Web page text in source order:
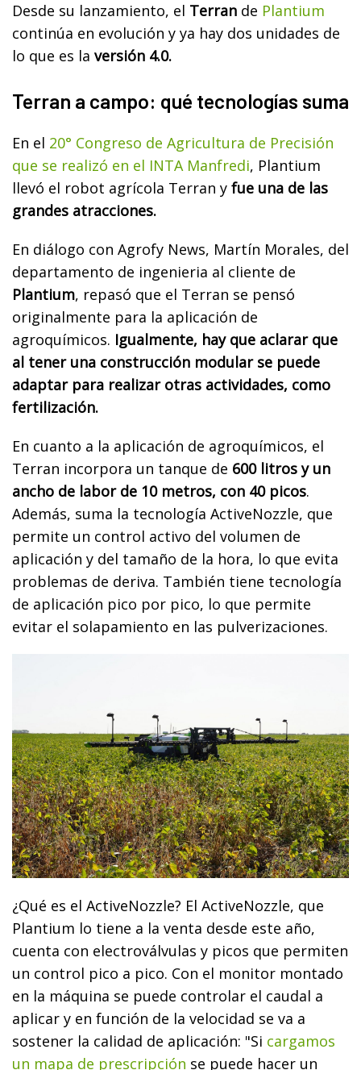
Desde su lanzamiento, el Terran de Plantium
continúa en evolución y ya hay dos unidades de
lo que es la versión 4.0.
Terran a campo: qué tecnologías suma
En el 20° Congreso de Agricultura de Precisión
que se realizó en el INTA Manfredi, Plantium
llevó el robot agrícola Terran y fue una de las
grandes atracciones.
En diálogo con Agrofy News, Martín Morales, del
departamento de ingenieria al cliente de
Plantium, repasó que el Terran se pensó
originalmente para la aplicación de
agroquímicos. Igualmente, hay que aclarar que
al tener una construcción modular se puede
adaptar para realizar otras actividades, como
fertilización.
En cuanto a la aplicación de agroquímicos, el
Terran incorpora un tanque de 600 litros y un
ancho de labor de 10 metros, con 40 picos.
Además, suma la tecnología ActiveNozzle, que
permite un control activo del volumen de
aplicación y del tamaño de la hora, lo que evita
problemas de deriva. También tiene tecnología
de aplicación pico por pico, lo que permite
evitar el solapamiento en las pulverizaciones.
¿Qué es el ActiveNozzle? El ActiveNozzle, que
Plantium lo tiene a la venta desde este año,
cuenta con electroválvulas y picos que permiten
un control pico a pico. Con el monitor montado
en la máquina se puede controlar el caudal a
aplicar y en función de la velocidad se va a
sostener la calidad de aplicación: "Si cargamos
un mapa de prescripción se puede hacer un